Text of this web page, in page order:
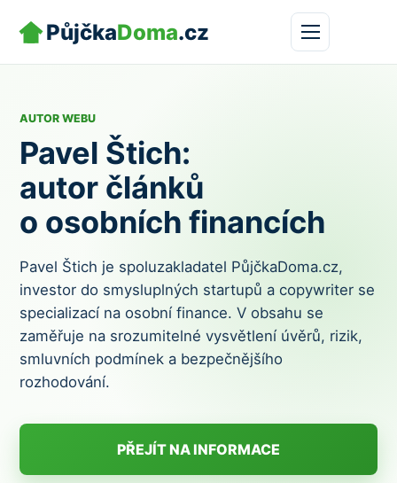
PůjčkaDoma.cz
AUTOR WEBU
Pavel Štich:
autor článků
o osobních financích
Pavel Štich je spoluzakladatel PůjčkaDoma.cz,
investor do smysluplných startupů a copywriter se
specializací na osobní finance. V obsahu se
zaměřuje na srozumitelné vysvětlení úvěrů, rizik,
smluvních podmínek a bezpečnějšího
rozhodování.
PŘEJÍT NA INFORMACE